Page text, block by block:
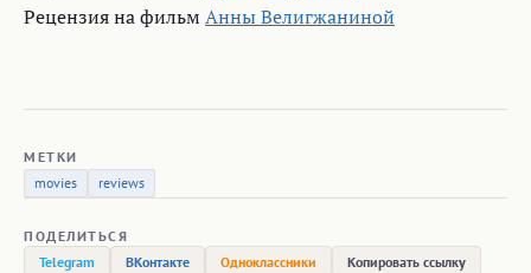
Рецензия на фильмАнны Велигжаниной
МЕТКИ
movies
reviews
ПОДЕЛИТЬСЯ
Telegram
ВКонтакте Одноклассники Копировать ссылку